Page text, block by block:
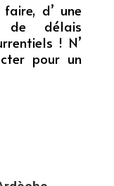
d’ une
de délais
! N’
pour un